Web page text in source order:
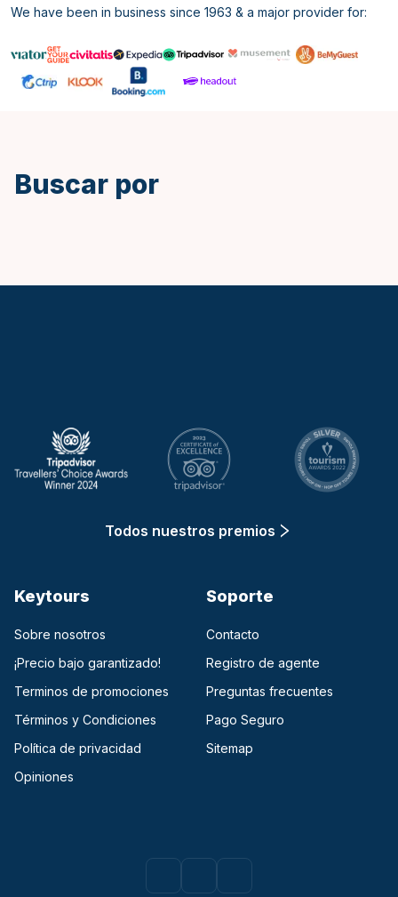
We have been in business since 1963 & a major provider for:
Buscar por
Todos nuestros premios
Keytours
Sobre nosotros
¡Precio bajo garantizado!
Terminos de promociones
Términos y Condiciones
Política de privacidad
Opiniones
Soporte
Contacto
Registro de agente
Preguntas frecuentes
Pago Seguro
Sitemap
Facebook
(opens in a new tab)
Instagram
(opens in a new tab)
Youtube
(opens in a new tab)